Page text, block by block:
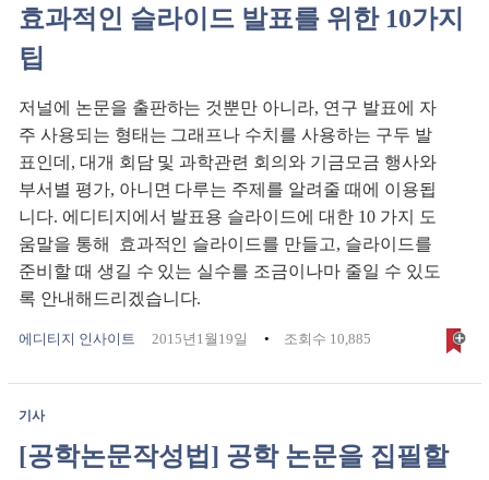
효과적인 슬라이드 발표를 위한 10가지
팁
저널에 논문을 출판하는 것뿐만 아니라, 연구 발표에 자
주 사용되는 형태는 그래프나 수치를 사용하는 구두 발
표인데, 대개 회담 및 과학관련 회의와 기금모금 행사와
부서별 평가, 아니면 다루는 주제를 알려줄 때에 이용됩
니다. 에디티지에서 발표용 슬라이드에 대한 10 가지 도
움말을 통해 효과적인 슬라이드를 만들고, 슬라이드를
준비할 때 생길 수 있는 실수를 조금이나마 줄일 수 있도
록 안내해드리겠습니다.
에디티지 인사이트 2015년1월19일 조회수 10,885
기사
[공학논문작성법] 공학 논문을 집필할